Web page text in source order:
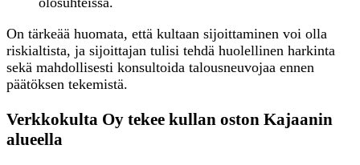
On tärkeää huomata, että kultaan sijoittaminen voi olla
riskialtista, ja sijoittajan tulisi tehdä huolellinen harkinta
sekä mahdollisesti konsultoida talousneuvojaa ennen
päätöksen tekemistä.
Verkkokulta Oy tekee kullan oston Kajaanin
alueella